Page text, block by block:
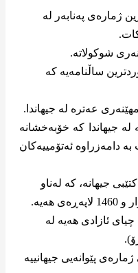
ژمارەی پەنابەر لە
شوکولاتە.
ساڵنامەیە کە
عەترە لە جیهاندا.
لە جیهاندا کە خۆبەخشانە
دامەزراوە ئەتۆمییەکان
جیهانە، کە لەناو
چیای ئازادی هەیە لە
پێوانەیی جیهانییە